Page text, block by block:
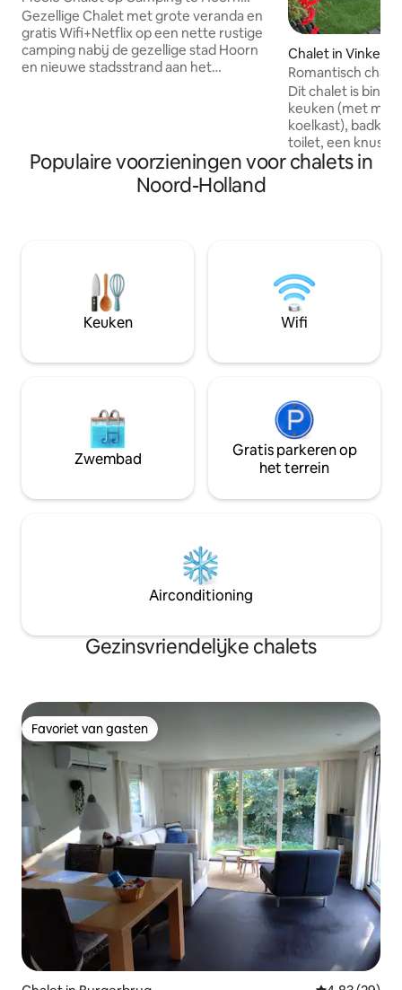
vlakbij Amsterdam
Gezellige Chalet met grote veranda en
gratis Wifi+Netflix op een nette rustige
camping nabij de gezellige stad Hoorn
en nieuwe stadsstrand aan het
wasserette, speeltuintjes,
tafeltennistafel, visplaatsen, restaurant
met groot buitenterras, receptie met
Chalet in
Romantisch
natuurwater
Dit chalet is
keuken (met
koelkast),
toilet, een knusse
met een
A2). Fietsen
en zeilboot te huur. ZIE "WAAR JE
VERBLIJVEN"
Populaire voorzieningen voor chalets in
Noord-Holland
Keuken Wifi
Zwembad
Gratis parkeren op
het terrein
Airconditioning
Gezinsvriendelijke chalets
Favoriet van gasten
Favoriet van gasten